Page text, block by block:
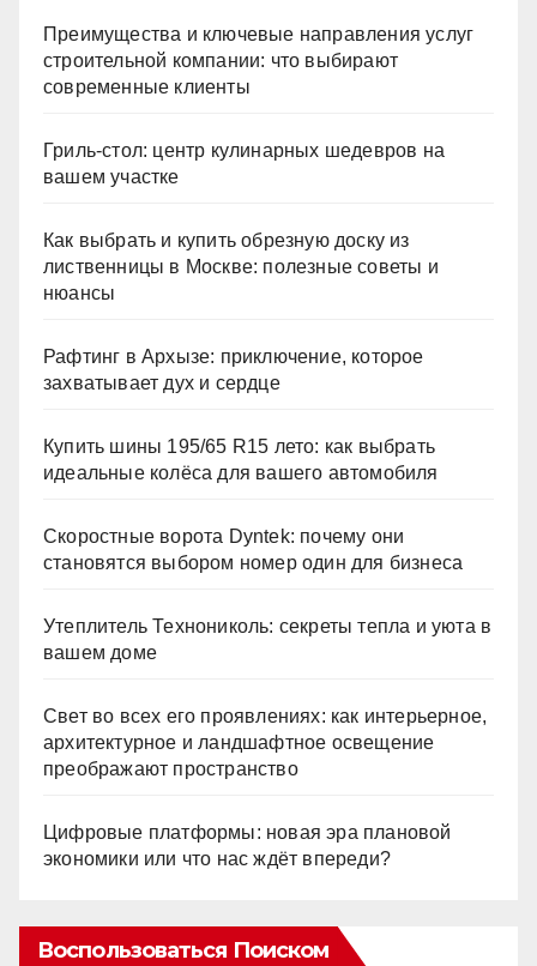
Преимущества и ключевые направления услуг
строительной компании: что выбирают
современные клиенты
Гриль-стол: центр кулинарных шедевров на
вашем участке
Как выбрать и купить обрезную доску из
лиственницы в Москве: полезные советы и
нюансы
Рафтинг в Архызе: приключение, которое
захватывает дух и сердце
Купить шины 195/65 R15 лето: как выбрать
идеальные колёса для вашего автомобиля
Скоростные ворота Dyntek: почему они
становятся выбором номер один для бизнеса
Утеплитель Технониколь: секреты тепла и уюта в
вашем доме
Свет во всех его проявлениях: как интерьерное,
архитектурное и ландшафтное освещение
преображают пространство
Цифровые платформы: новая эра плановой
экономики или что нас ждёт впереди?
Воспользоваться Поиском